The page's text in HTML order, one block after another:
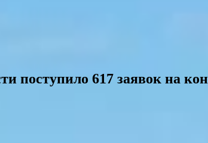
поступило 617 заявок на